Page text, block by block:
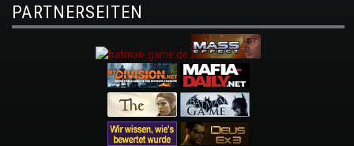
PARTNERSEITEN